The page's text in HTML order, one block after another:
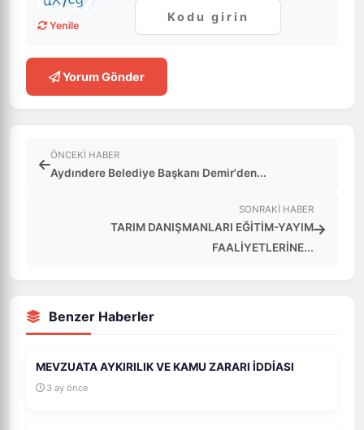
Yenile
Yorum Gönder
ÖNCEKI HABER
Aydındere Belediye Başkanı Demir'den...
SONRAKI HABER
TARIM DANIŞMANLARI EĞİTİM-YAYIM
FAALİYETLERİNE...
Benzer Haberler
MEVZUATA AYKIRILIK VE KAMU ZARARI İDDİASI
3 ay önce